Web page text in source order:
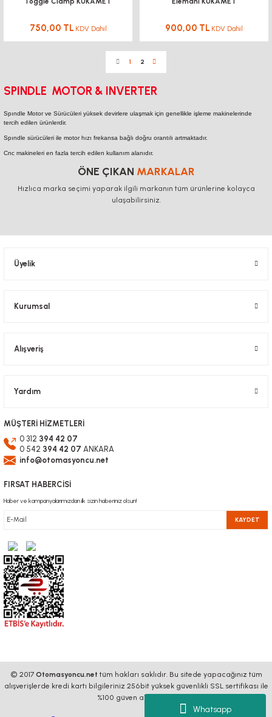
Whatsapp
750,00 TL KDV Dahil 900,00 TL KDV Dahil
1 2
SPINDLE MOTOR & INVERTER
Spındle Motor ve Sürücüleri yüksek devirlere ulaşmak için genellikle işleme makinelerinde
tercih edilen ürünlerdir.
Spındle sürücüleri ile motor hızı frekansa bağlı doğru orantılı artmaktadır.
Cnc makineleri en fazla tercih edilen kullanım alanıdır.
ÖNE ÇIKAN MARKALAR
Hızlıca marka seçimi yaparak ilgili markanın tüm ürünlerine kolayca
ulaşabilirsiniz.
Üyelik
Kurumsal
Alışveriş
Yardım
MÜŞTERİ HİZMETLERİ
0 312 394 42 07
0 542 394 42 07 ANKARA
info@otomasyoncu.net
FIRSAT HABERCİSİ
Haber ve kampanyalarımızdan ilk sizin haberiniz olsun!
KAYDET
© 2017 Otomasyoncu.net tüm hakları saklıdır. Bu sitede yapacağınız tüm
alışverişlerde kredi kartı bilgileriniz 256bit yüksek güvenlikli SSL sertifikası ile
%100 güven altındadır.